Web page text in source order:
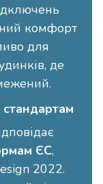
комфорт
для
де
стандартам
ЄС,
2022.